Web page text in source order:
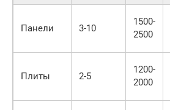
Панели 3-10
1500-
2500
Плиты 2-5
1200-
2000